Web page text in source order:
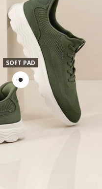
SOFT PAD